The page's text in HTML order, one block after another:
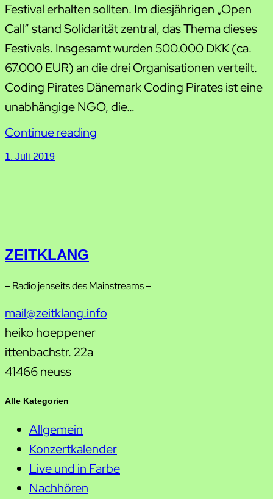
Festival erhalten sollten. Im diesjährigen „Open
Call“ stand Solidarität zentral, das Thema dieses
Festivals. Insgesamt wurden 500.000 DKK (ca.
67.000 EUR) an die drei Organisationen verteilt.
Coding Pirates Dänemark Coding Pirates ist eine
unabhängige NGO, die…
Continue reading
1. Juli 2019
ZEITKLANG
– Radio jenseits des Mainstreams –
mail@zeitklang.info
heiko hoeppener
ittenbachstr. 22a
41466 neuss
Alle Kategorien
Allgemein
Konzertkalender
Live und in Farbe
Nachhören